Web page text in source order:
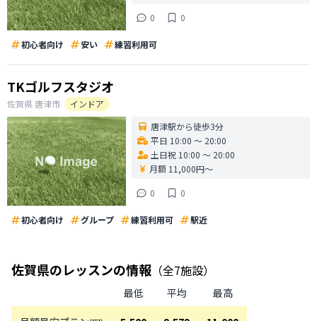
0
0
初心者向け 安い 練習利用可
TKゴルフスタジオ
佐賀県 唐津市
インドア
唐津駅から徒歩3分
平日 10:00 〜 20:00
土日祝 10:00 〜 20:00
月額 11,000円〜
0
0
初心者向け グループ 練習利用可 駅近
佐賀県のレッスンの情報 （全7施設）
最低 平均 最高